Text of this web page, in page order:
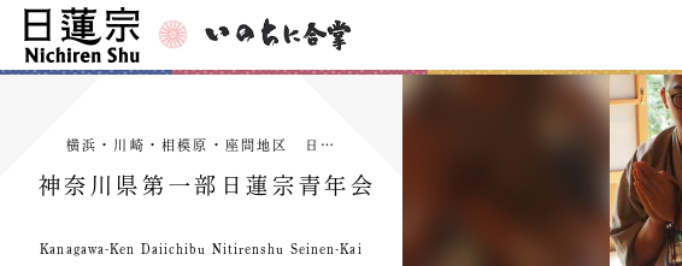
横浜・川崎・相模原・座間地区 日…
神奈川県第一部日蓮宗青年会
Kanagawa-Ken Daiichibu Nitirenshu Seinen-Kai